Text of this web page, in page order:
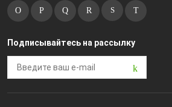
Подписывайтесь на рассылку